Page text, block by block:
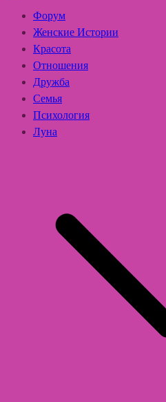
Форум
Женские Истории
Красота
Отношения
Дружба
Семья
Психология
Луна